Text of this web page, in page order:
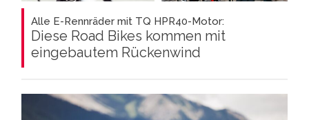
Alle E-Rennräder mit TQ HPR40-Motor:
Diese Road Bikes kommen mit
eingebautem Rückenwind